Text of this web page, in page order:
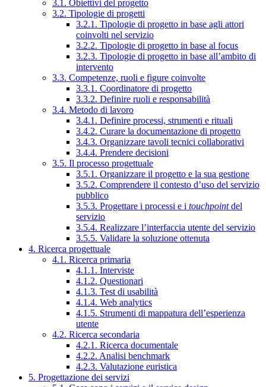
3.1. Obiettivi del progetto
3.2. Tipologie di progetti
3.2.1. Tipologie di progetto in base agli attori
coinvolti nel servizio
3.2.2. Tipologie di progetto in base al focus
3.2.3. Tipologie di progetto in base all’ambito di
intervento
3.3. Competenze, ruoli e figure coinvolte
3.3.1. Coordinatore di progetto
3.3.2. Definire ruoli e responsabilità
3.4. Metodo di lavoro
3.4.1. Definire processi, strumenti e rituali
3.4.2. Curare la documentazione di progetto
3.4.3. Organizzare tavoli tecnici collaborativi
3.4.4. Prendere decisioni
3.5. Il processo progettuale
3.5.1. Organizzare il progetto e la sua gestione
3.5.2. Comprendere il contesto d’uso del servizio
pubblico
3.5.3. Progettare i processi e i touchpointdel
servizio
3.5.4. Realizzare l’interfaccia utente del servizio
3.5.5. Validare la soluzione ottenuta
4. Ricerca progettuale
4.1. Ricerca primaria
4.1.1. Interviste
4.1.2. Questionari
4.1.3. Test di usabilità
4.1.4. Web analytics
4.1.5. Strumenti di mappatura dell’esperienza
utente
4.2. Ricerca secondaria
4.2.1. Ricerca documentale
4.2.2. Analisi benchmark
4.2.3. Valutazione euristica
5. Progettazione dei servizi